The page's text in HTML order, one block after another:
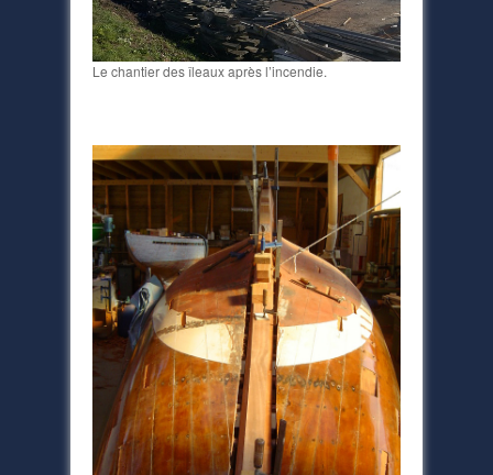
Le chantier des îleaux après l’incendie.